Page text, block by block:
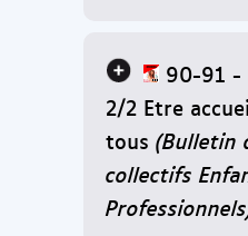
90-91 -
2/2 Etre
tous (Bulletin
collectifs